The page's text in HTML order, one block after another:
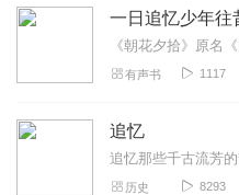
一日追忆少年
有声书 1117
追忆
追忆那些千古流芳
历史 8293